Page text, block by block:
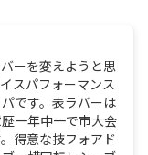
ーを変えようと思
スパフォーマンス
です。表ラバーは
一年中一で市大会
得意な技フォアド